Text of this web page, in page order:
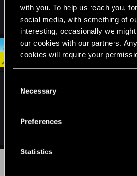
with you. To help us reach you,
social media, with something of
interesting, occasionally we
our cookies with our partners.
cookies will require your
and tweak your preferences
Necessary
Preferences
Statistics
Wroobelek Mentor
Proszę:
http://ja.gram.pl/